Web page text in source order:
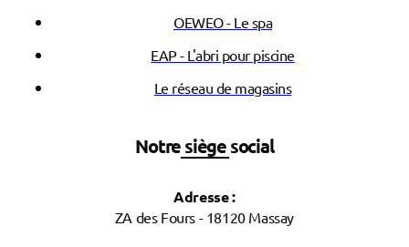
OEWEO - Le spa
EAP - L'abri pour piscine
Le réseau de magasins
Notre siège social
Adresse :
ZA des Fours - 18120 Massay